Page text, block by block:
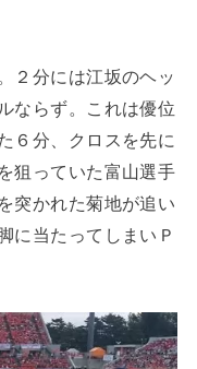
２分には江坂のヘッ
ならず。これは優位
６分、クロスを先に
狙っていた富山選手
突かれた菊地が追い
に当たってしまいＰ